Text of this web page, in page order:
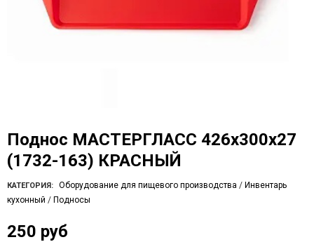
Поднос МАСТЕРГЛАСС 426х300х27
(1732-163) КРАСНЫЙ
КАТЕГОРИЯ: Оборудование для пищевого производства / Инвентарь
кухонный / Подносы
250 руб